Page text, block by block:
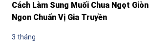
Cách Làm Sung Muối Chua Ngọt Giòn
Ngon Chuẩn Vị Gia Truyền
3 tháng